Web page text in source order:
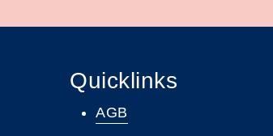
Quicklinks
AGB